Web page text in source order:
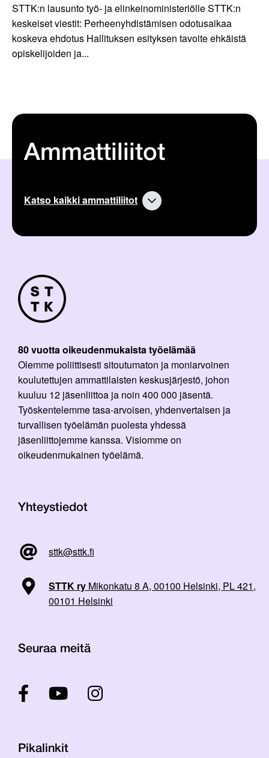
STTK:n lausunto työ- ja elinkeinoministeriölle STTK:n
keskeiset viestit: Perheenyhdistämisen odotusaikaa
koskeva ehdotus Hallituksen esityksen tavoite ehkäistä
opiskelijoiden ja...
Ammattiliitot
Katso kaikki ammattiliitot
80 vuotta oikeudenmukaista työelämää
Olemme poliittisesti sitoutumaton ja moniarvoinen
koulutettujen ammattilaisten keskusjärjestö, johon
kuuluu 12 jäsenliittoa ja noin 400 000 jäsentä.
Työskentelemme tasa-arvoisen, yhdenvertaisen ja
turvallisen työelämän puolesta yhdessä
jäsenliittojemme kanssa. Visiomme on
oikeudenmukainen työelämä.
Yhteystiedot
sttk@sttk.fi
STTK ry Mikonkatu 8 A, 00100 Helsinki, PL 421,
00101 Helsinki
Seuraa meitä
Pikalinkit